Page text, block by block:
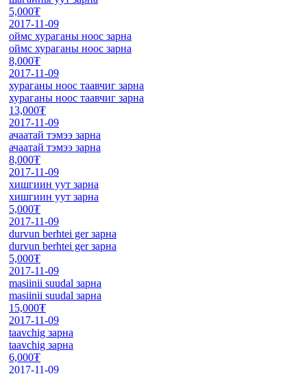
5,000₮
2017-11-09
оймс хураганы ноос зарна
оймс хураганы ноос зарна
8,000₮
2017-11-09
хураганы ноос таавчиг зарна
хураганы ноос таавчиг зарна
13,000₮
2017-11-09
ачаатай тэмээ зарна
ачаатай тэмээ зарна
8,000₮
2017-11-09
хишгиин уут зарна
хишгиин уут зарна
5,000₮
2017-11-09
durvun berhtei ger зарна
durvun berhtei ger зарна
5,000₮
2017-11-09
masiinii suudal зарна
masiinii suudal зарна
15,000₮
2017-11-09
taavchig зарна
taavchig зарна
6,000₮
2017-11-09